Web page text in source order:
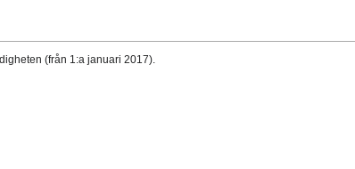
(från 1:a januari 2017).